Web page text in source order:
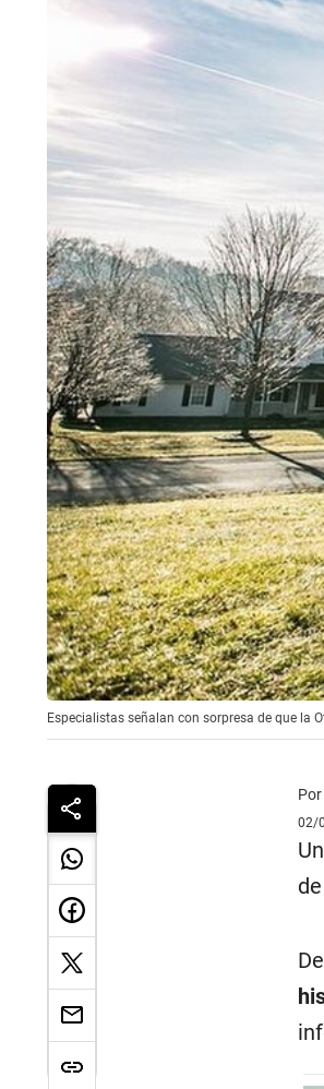
Especialistas señalan con sorpresa de que la
02/